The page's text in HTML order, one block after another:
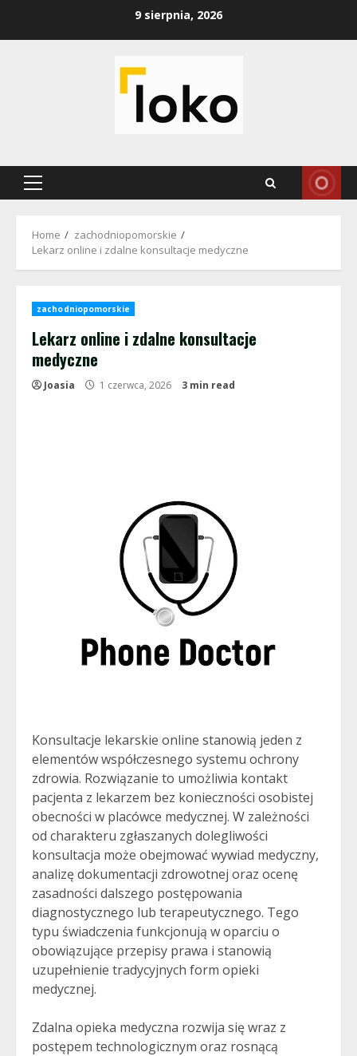
9 sierpnia, 2026
Primary
Home
zachodniopomorskie
Lekarz online i zdalne konsultacje medyczne
zachodniopomorskie
Lekarz online i zdalne konsultacje
medyczne
Joasia 1 czerwca, 2026 3 min read
Konsultacje lekarskie online stanowią jeden z
elementów współczesnego systemu ochrony
zdrowia. Rozwiązanie to umożliwia kontakt
pacjenta z lekarzem bez konieczności osobistej
obecności w placówce medycznej. W zależności
od charakteru zgłaszanych dolegliwości
konsultacja może obejmować wywiad medyczny,
analizę dokumentacji zdrowotnej oraz ocenę
zasadności dalszego postępowania
diagnostycznego lub terapeutycznego. Tego
typu świadczenia funkcjonują w oparciu o
obowiązujące przepisy prawa i stanowią
uzupełnienie tradycyjnych form opieki
medycznej.
Zdalna opieka medyczna rozwija się wraz z
postępem technologicznym oraz rosnącą